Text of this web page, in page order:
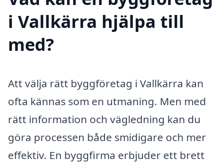
i Vallkärra hjälpa till
med?
Att välja rätt byggföretag i Vallkärra kan
ofta kännas som en utmaning. Men med
rätt information och vägledning kan du
göra processen både smidigare och mer
effektiv. En byggfirma erbjuder ett brett